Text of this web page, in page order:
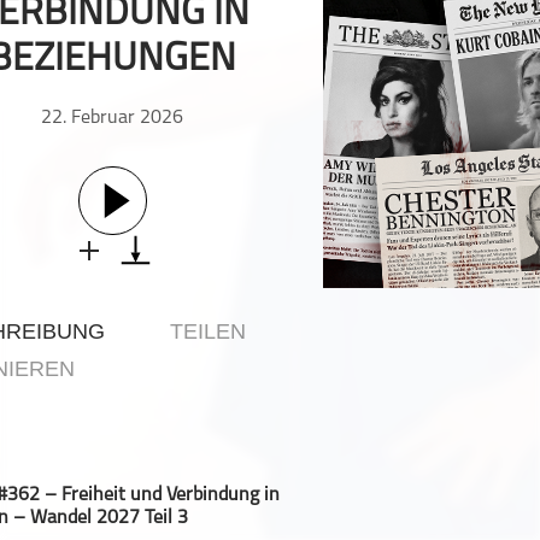
Geschichte
Gesellschaft
Gesundheit & Fitness
Heim & Garten
Hobbys & Interessen
Immobilien
Kinder & Familie
Politik & Regierung
IN
22. Februar 2026
TEILEN
– Freiheit und Verbindung in
– Wandel 2027 Teil 3